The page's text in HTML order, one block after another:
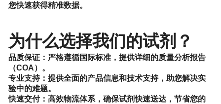
您快速获得精准数据。
为什么选择我们的试剂？
品质保证：严格遵循国际标准，提供详细的质量分析报告
（COA）。
专业支持：提供全面的产品信息和技术支持，助您解决实
验中的难题。
快速交付：高效物流体系，确保试剂快速送达，节省您的